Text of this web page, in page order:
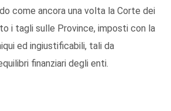
come ancora una volta la Corte dei
i tagli sulle Province, imposti con la
ed ingiustificabili, tali da
finanziari degli enti.